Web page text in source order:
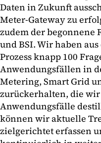
Daten in Zukunft
Meter-Gateway zu
zudem der begonnene
und BSI. Wir haben
Prozess knapp 100
Anwendungsfällen in
Metering, Smart Grid
zurückerhalten, die wir
Anwendungsfälle
können wir aktuelle
zielgerichtet erfassen